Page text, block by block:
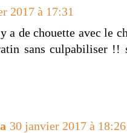
2017 à 17:31
a de chouette avec le
sans culpabiliser
30 janvier 2017 à 18:26